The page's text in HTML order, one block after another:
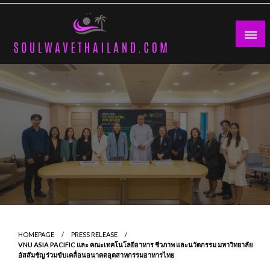
Skip
HOMEPAGE
PRESS RELEASE
VNU ASIA PACIFIC และ คณะเทคโนโลยีอาหาร ชีวภาพ และนวัตกรรม มหาวิทยาลัย
อัสสัมชัญ ร่วมขับเคลื่อนอนาคตอุตสาหกรรมอาหารไทย